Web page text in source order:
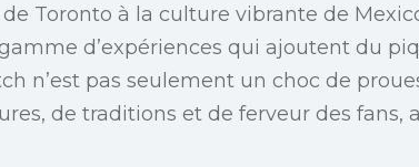
Toronto à la culture vibrante de
d’expériences qui ajoutent du
n’est pas seulement un choc de
de traditions et de ferveur des fans,